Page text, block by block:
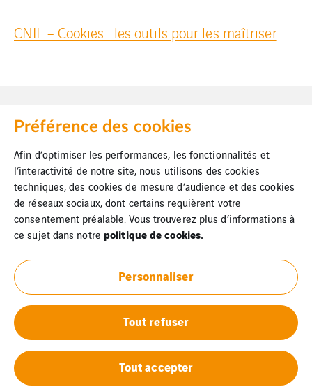
CNIL – Cookies : les outils pour les maîtriser
Mentions légales
Cookies
Plan du site
VINCI Energies
Préférence des cookies
Afin d’optimiser les performances, les fonctionnalités et
l’interactivité de notre site, nous utilisons des cookies
techniques, des cookies de mesure d’audience et des cookies
de réseaux sociaux, dont certains requièrent votre
consentement préalable. Vous trouverez plus d’informations à
ce sujet dans notre politique de cookies.
Personnaliser
Tout refuser
Tout accepter